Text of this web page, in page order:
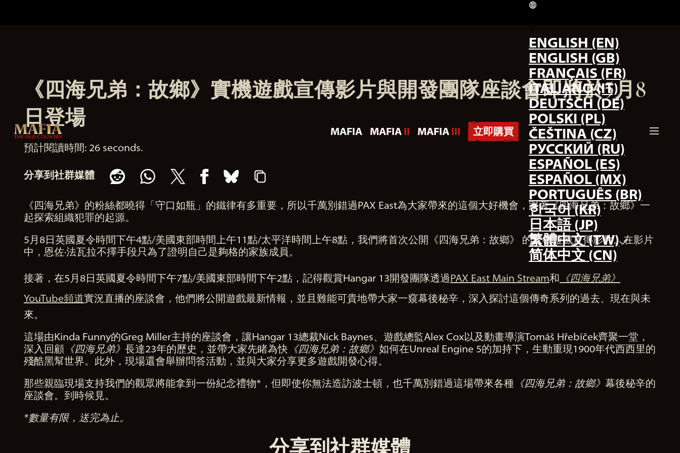
MAFIA MAFIA II MAFIA III 立即購買
ENGLISH (EN)
ENGLISH (GB)
FRANÇAIS (FR)
ITALIANO (IT)
DEUTSCH (DE)
POLSKI (PL)
ČEŠTINA (CZ)
РУССКИЙ (RU)
ESPAÑOL (ES)
ESPAÑOL (MX)
PORTUGUÊS (BR)
한국어 (KR)
日本語 (JP)
繁體中文 (TW)
简体中文 (CN)
《四海兄弟：故鄉》實機遊戲宣傳影片與開發團隊座談會即將於5月8
日登場
預計閱讀時間 26 seconds
分享到社群媒體
《四海兄弟》的粉絲都曉得「守口如瓶」的鐵律有多重要，所以千萬別錯過PAX East為大家帶來的這個大好機會，跟著《四海兄弟：故鄉》一
起探索組織犯罪的起源。
5月8日英國夏令時間下午4點/美國東部時間上午11點/太平洋時間上午8點，我們將首次公開《四海兄弟：故鄉》 的實機遊戲宣傳影片。在影片
中，恩佐·法瓦拉不擇手段只為了證明自己是夠格的家族成員。
接著，在5月8日英國夏令時間下午7點/美國東部時間下午2點，記得觀賞Hangar 13開發團隊透過PAX East Main Stream和 《四海兄弟》
YouTube頻道實況直播的座談會，他們將公開遊戲最新情報，並且難能可貴地帶大家一窺幕後秘辛，深入探討這個傳奇系列的過去、現在與未
來。
這場由Kinda Funny的Greg Miller主持的座談會，讓Hangar 13總裁Nick Baynes、遊戲總監Alex Cox以及動畫導演Tomáš Hřebíček齊聚一堂，
深入回顧 《四海兄弟》 長達23年的歷史，並帶大家先睹為快 《四海兄弟：故鄉》 如何在Unreal Engine 5的加持下，生動重現1900年代西西里的
殘酷黑幫世界。此外，現場還會舉辦問答活動，並與大家分享更多遊戲開發心得。
那些親臨現場支持我們的觀眾將能拿到一份紀念禮物*，但即使你無法造訪波士頓，也千萬別錯過這場帶來各種 《四海兄弟：故鄉》 幕後秘辛的
座談會。到時候見。
*數量有限，送完為止。
分享到社群媒體